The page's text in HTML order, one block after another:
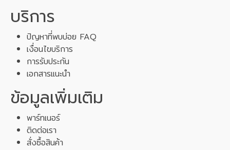
บริการ
ปัญหาที่พบบ่อย FAQ
เงื่อนไขบริการ
การรับประกัน
เอกสารแนะนำ
ข้อมูลเพิ่มเติม
พาร์ทเนอร์
ติดต่อเรา
สั่งซื้อสินค้า